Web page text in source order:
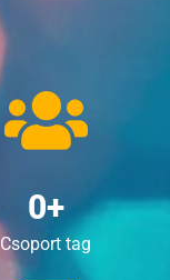
Csoport tag
0+